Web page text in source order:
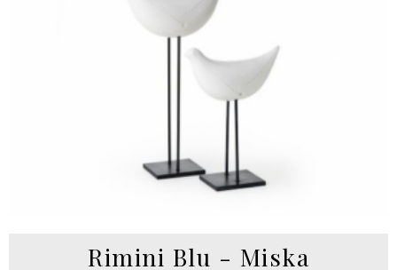
Rimini Blu - Miska